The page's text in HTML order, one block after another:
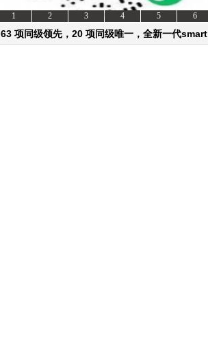
63 项同级领先，20 项同级唯一，全新一代smart
1 2 3 4 5 6